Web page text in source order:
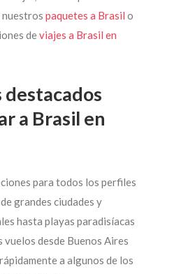
paquetes a Brasil o
deviajes a Brasil en
a Brasil en
para todos los perfiles
grandes ciudades y
hasta playas paradisíacas
vuelos desde Buenos Aires
a algunos de los